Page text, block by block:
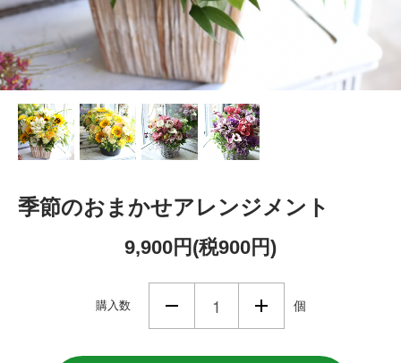
季節のおまかせアレンジメント
9,900円(税900円)
購入数 個